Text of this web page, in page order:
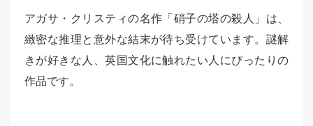
アガサ・クリスティの名作「硝子の塔の殺人」は、
緻密な推理と意外な結末が待ち受けています。謎解
きが好きな人、英国文化に触れたい人にぴったりの
作品です。